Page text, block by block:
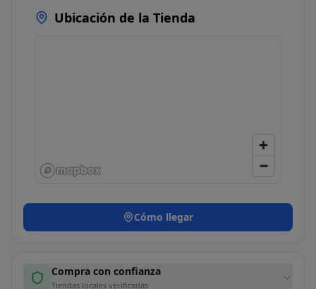
Ubicación de la Tienda
Cómo llegar
Compra con confianza
Tiendas locales verificadas